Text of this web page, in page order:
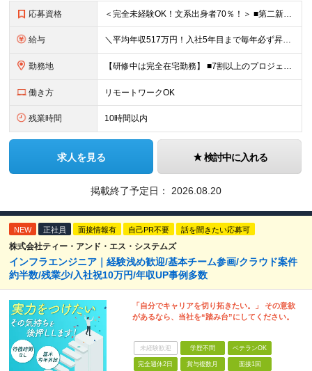
応募資格 ＜完全未経験OK！文系出身者70％！＞ ■第二新卒歓迎 ■学歴・経歴不問・社会人未経験もOK ■20代を中心に活躍中◎ ★☆先輩たちの前職☆★ 元アパレルスタッフや塾講師、介護士、事務、営業など社員
給与 ＼平均年収517万円！入社5年目まで毎年必ず昇給／ ■賞与年3回 ■年収800万円以上も可 ■入社3年以上の平均年収469.2万円 月給23万2000円以上＋賞与年3回＋各種手当 ☆入社5年目まで最
勤務地 【研修中は完全在宅勤務】 ■7割以上のプロジェクトでリモートワークを導入 ■一都三県のプロジェクト先 ■転居を伴う転勤なし ＜プロジェクト先＞ 東京・神奈川・千葉・埼玉でのプロジェクト先にて勤務いた
働き方 リモートワークOK
残業時間 10時間以内
求人を見る 検討中に入れる
掲載終了予定日： 2026.08.20
NEW 正社員 面接情報有 自己PR不要 話を聞きたい応募可
株式会社ティー・アンド・エス・システムズ
インフラエンジニア｜経験浅め歓迎/基本チーム参画/クラウド案件
約半数/残業少/入社祝10万円/年収UP事例多数
「自分でキャリアを切り拓きたい。」 その意欲
があるなら、当社を“踏み台”にしてください。
未経験歓迎 学歴不問 ベテランOK
完全週休2日 賞与複数月 面接1回